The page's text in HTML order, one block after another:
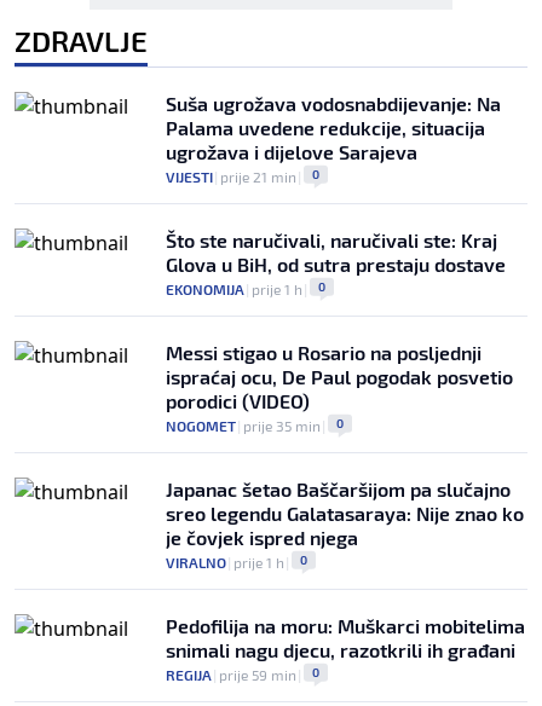
ZDRAVLJE
Suša ugrožava vodosnabdijevanje: Na
Palama uvedene redukcije, situacija
ugrožava i dijelove Sarajeva
VIJESTI| prije 21 min | 0
Što ste naručivali, naručivali ste: Kraj
Glova u BiH, od sutra prestaju dostave
EKONOMIJA| prije 1 h | 0
Messi stigao u Rosario na posljednji
ispraćaj ocu, De Paul pogodak posvetio
porodici (VIDEO)
NOGOMET| prije 35 min | 0
Japanac šetao Baščaršijom pa slučajno
sreo legendu Galatasaraya: Nije znao ko
je čovjek ispred njega
VIRALNO| prije 1 h | 0
Pedofilija na moru: Muškarci mobitelima
snimali nagu djecu, razotkrili ih građani
REGIJA| prije 59 min | 0